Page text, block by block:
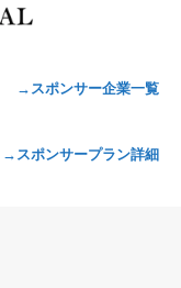
→スポンサー企業一覧
→スポンサープラン詳細